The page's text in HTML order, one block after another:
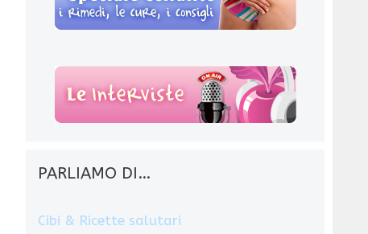
PARLIAMO DI…
Cibi & Ricette salutari